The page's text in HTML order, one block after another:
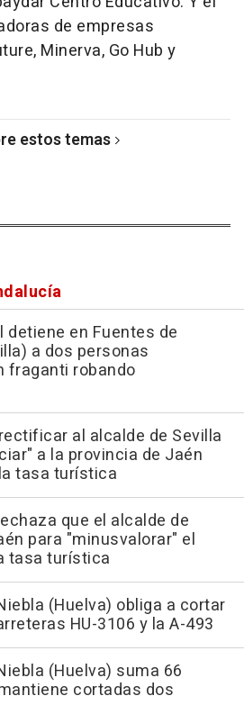
de empresas
Minerva, Go Hub y
estos temas
detiene en Fuentes de
a dos personas
fraganti robando
al alcalde de Sevilla
a la provincia de Jaén
tasa turística
que el alcalde de
para "minusvalorar" el
tasa turística
(Huelva) obliga a cortar
HU-3106 y la A-493
(Huelva) suma 66
cortadas dos